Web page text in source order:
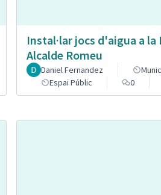
Instal·lar jocs d'aigua a la
Alcalde Romeu
Daniel Fernandez
Espai Públic
0